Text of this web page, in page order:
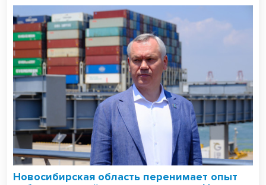
Новосибирская область перенимает опыт